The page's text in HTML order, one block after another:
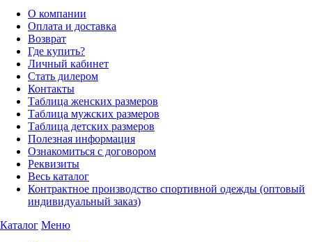
О компании
Оплата и доставка
Возврат
Где купить?
Личный кабинет
Стать дилером
Контакты
Таблица женских размеров
Таблица мужских размеров
Таблица детских размеров
Полезная информация
Ознакомиться с договором
Реквизиты
Весь каталог
Контрактное производство спортивной одежды (оптовый
индивидуальный заказ)
Каталог Меню